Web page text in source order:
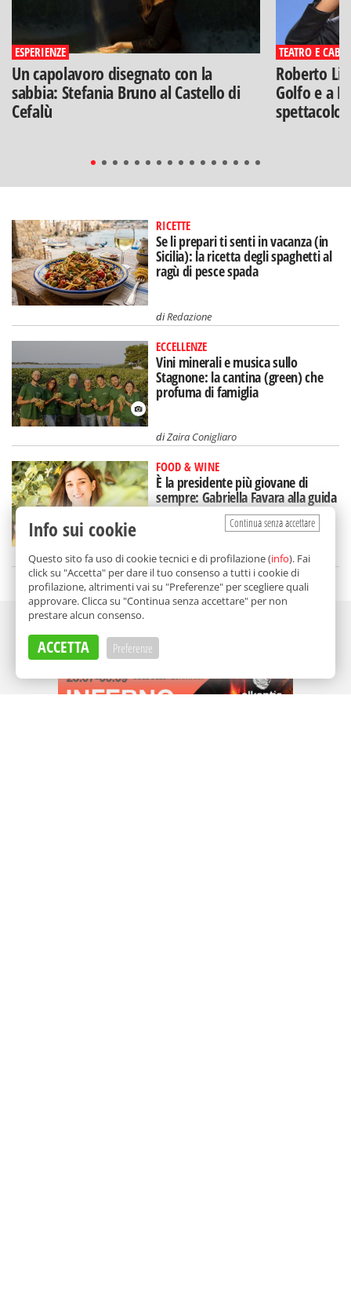
ESPERIENZE
Un capolavoro disegnato con la
sabbia: Stefania Bruno al Castello di
Cefalù
TEATRO E
Roberto
Golfo e a
spettacolo"
RICETTE
Se li prepari ti senti in vacanza (in
Sicilia): la ricetta degli spaghetti al
ragù di pesce spada
diRedazione
ECCELLENZE
Vini minerali e musica sullo
Stagnone: la cantina (green) che
profuma di famiglia
diZaira Conigliaro
FOOD & WINE
È la presidente più giovane di
sempre: Gabriella Favara alla guida
di Assovini Sicilia
diFederica Dolce
Continua senza accettare
Info sui cookie
Questo sito fa uso di cookie tecnici e di profilazione (info). Fai
click su "Accetta" per dare il tuo consenso a tutti i cookie di
profilazione, altrimenti vai su "Preferenze" per scegliere quali
approvare. Clicca su "Continua senza accettare" per non
prestare alcun consenso.
ACCETTA Preferenze